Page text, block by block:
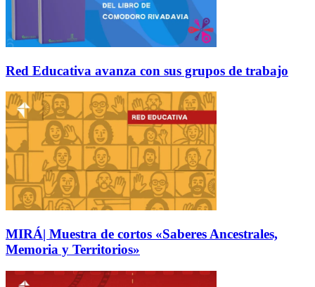
Red Educativa avanza con sus grupos de trabajo
MIRÁ| Muestra de cortos «Saberes Ancestrales,
Memoria y Territorios»